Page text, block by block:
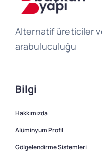
Alternatif üreticiler
arabuluculuğu
Bilgi
Hakkımızda
Alüminyum Profil
Gölgelendirme Sistemleri